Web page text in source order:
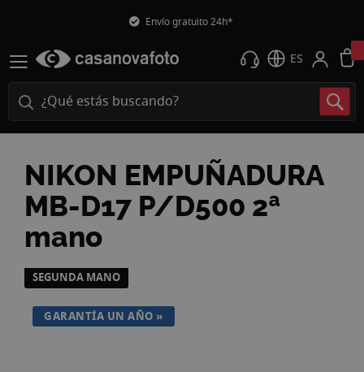
Envío gratuito 24h*
ES
NIKON EMPUÑADURA
MB-D17 P/D500 2ª
mano
Saltar
al
final
de
SEGUNDA MANO
GARANTÍA UN AÑO